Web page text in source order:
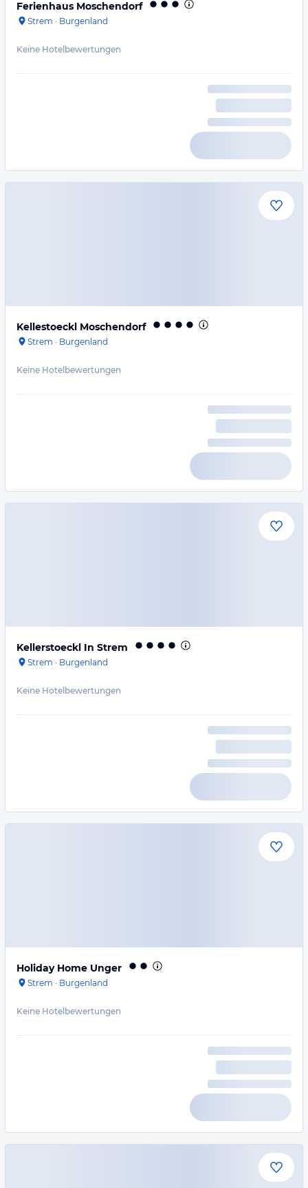
Ferienhaus Moschendorf
Strem · Burgenland
Keine Hotelbewertungen
Kellestoeckl Moschendorf
Strem · Burgenland
Keine Hotelbewertungen
Kellerstoeckl In Strem
Strem · Burgenland
Keine Hotelbewertungen
Holiday Home Unger
Strem · Burgenland
Keine Hotelbewertungen